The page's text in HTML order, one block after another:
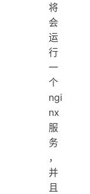
将
会
运
行
一
个
ngi
nx
服
务
，
并
且